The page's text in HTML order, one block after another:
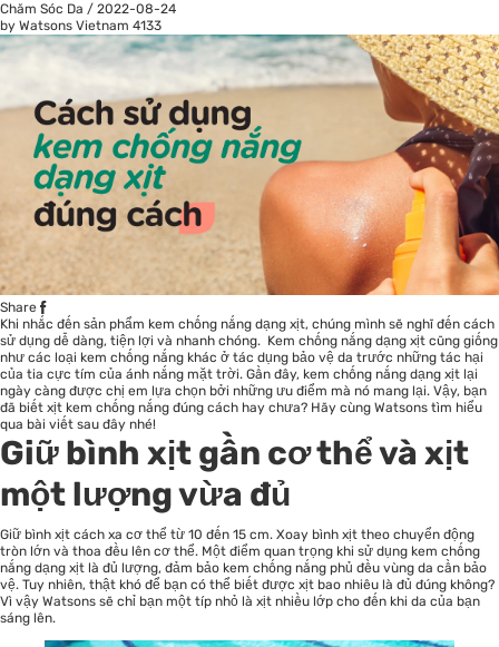
Chăm Sóc Da / 2022-08-24
by Watsons Vietnam 4133
Share
Khi nhắc đến sản phẩm kem chống nắng dạng xịt, chúng mình sẽ nghĩ đến cách
sử dụng dễ dàng, tiện lợi và nhanh chóng. Kem chống nắng dạng xịt cũng giống
như các loại kem chống nắng khác ở tác dụng bảo vệ da trước những tác hại
của tia cực tím của ánh nắng mặt trời. Gần đây, kem chống nắng dạng xịt lại
ngày càng được chị em lựa chọn bởi những ưu điểm mà nó mang lại. Vậy, bạn
đã biết xịt kem chống nắng đúng cách hay chưa? Hãy cùng Watsons tìm hiểu
qua bài viết sau đây nhé!
Giữ bình xịt gần cơ thể và xịt
một lượng vừa đủ
Giữ bình xịt cách xa cơ thể từ 10 đến 15 cm. Xoay bình xịt theo chuyển động
tròn lớn và thoa đều lên cơ thể. Một điểm quan trọng khi sử dụng kem chống
nắng dạng xịt là đủ lượng, đảm bảo kem chống nắng phủ đều vùng da cần bảo
vệ. Tuy nhiên, thật khó để bạn có thể biết được xịt bao nhiêu là đủ đúng không?
Vì vậy Watsons sẽ chỉ bạn một típ nhỏ là xịt nhiều lớp cho đến khi da của bạn
sáng lên.